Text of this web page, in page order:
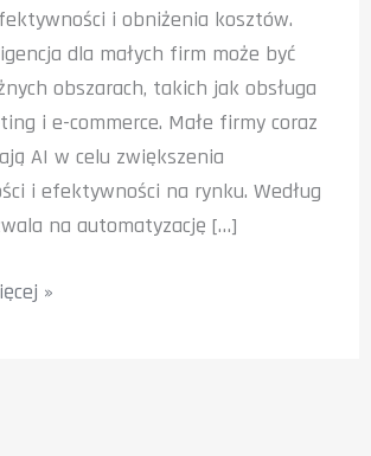
i obniżenia kosztów.
dla małych firm może być
obszarach, takich jak obsługa
i e-commerce. Małe firmy coraz
AI w celu zwiększenia
i efektywności na rynku. Według
na automatyzację […]
»